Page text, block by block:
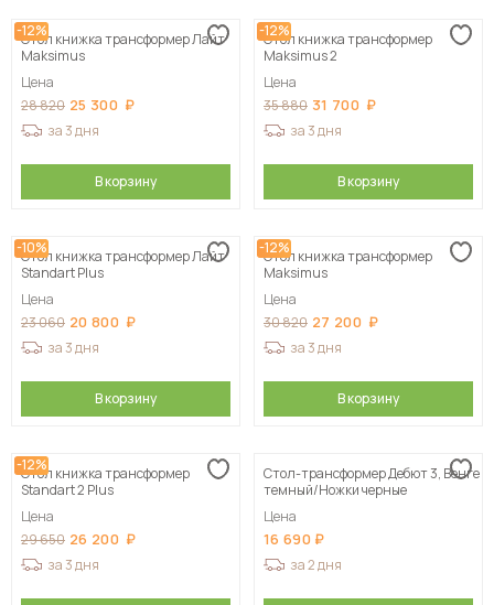
-12%
Стол книжка трансформер Лайт
Maksimus
Цена
28 820 25 300
за 3 дня
В корзину
-12%
Стол книжка трансформер
Maksimus 2
Цена
35 880 31 700
за 3 дня
В корзину
-10%
Стол книжка трансформер Лайт
Standart Plus
Цена
23 060 20 800
за 3 дня
В корзину
-12%
Стол книжка трансформер
Maksimus
Цена
30 820 27 200
за 3 дня
В корзину
-12%
Стол книжка трансформер
Standart 2 Plus
Цена
29 650 26 200
за 3 дня
Стол-трансформер Дебют 3, Венге
темный/Ножки черные
Цена
16 690
за 2 дня